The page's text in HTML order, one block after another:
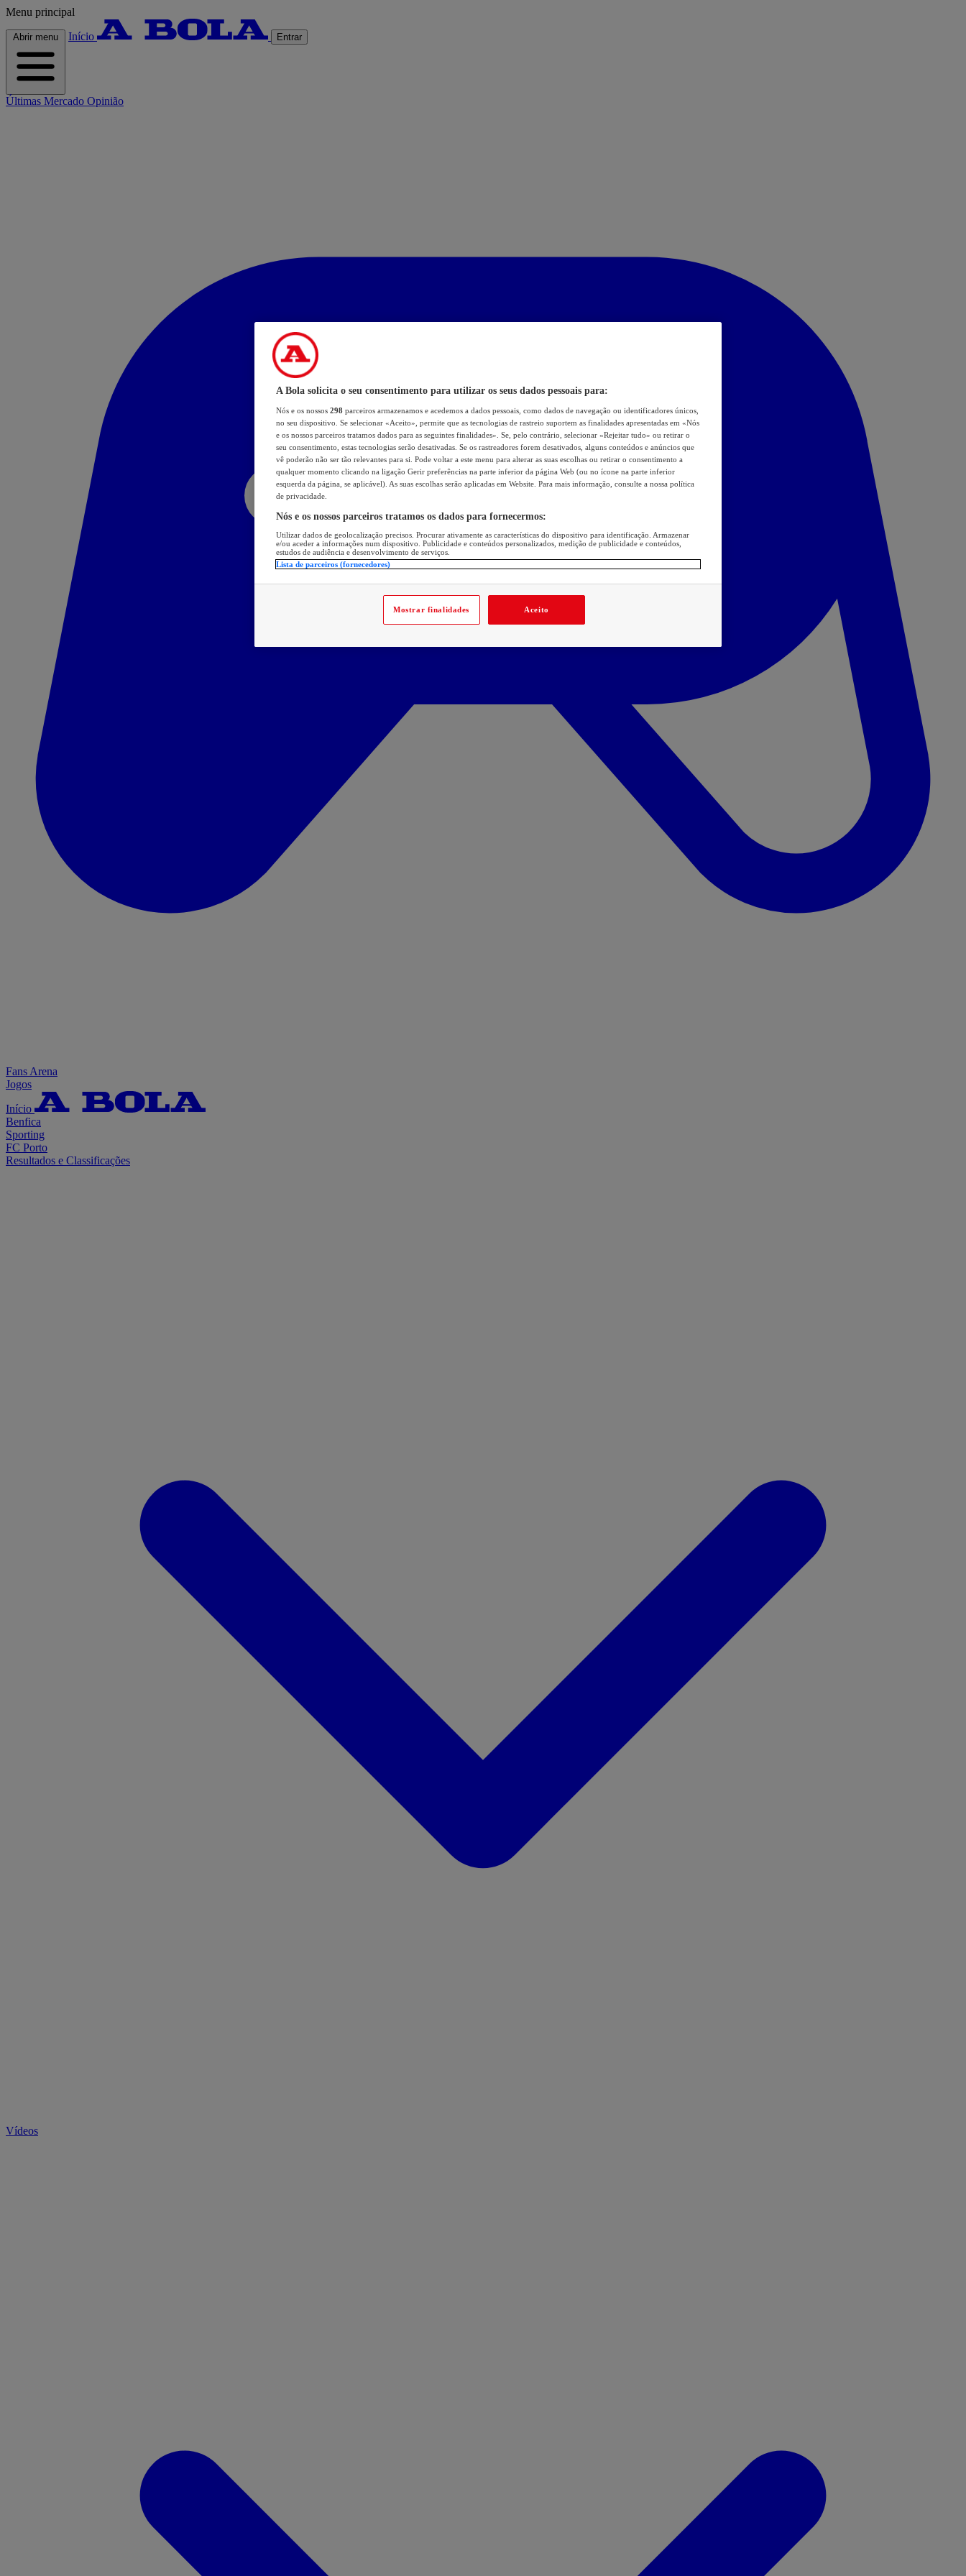
Menu principal
Abrir menu Início Entrar
Últimas Mercado Opinião
Fans Arena
Jogos
Início
Benfica
Sporting
FC Porto
Resultados e Classificações
Vídeos
A Bola solicita o seu consentimento para utilizar os seus dados pessoais para:
Nós e os nossos 298 parceiros armazenamos e acedemos a dados pessoais, como dados de navegação ou identificadores únicos,
no seu dispositivo. Se selecionar «Aceito», permite que as tecnologias de rastreio suportem as finalidades apresentadas em «Nós
e os nossos parceiros tratamos dados para as seguintes finalidades». Se, pelo contrário, selecionar «Rejeitar tudo» ou retirar o
seu consentimento, estas tecnologias serão desativadas. Se os rastreadores forem desativados, alguns conteúdos e anúncios que
vê poderão não ser tão relevantes para si. Pode voltar a este menu para alterar as suas escolhas ou retirar o consentimento a
qualquer momento clicando na ligação Gerir preferências na parte inferior da página Web (ou no ícone na parte inferior
esquerda da página, se aplicável). As suas escolhas serão aplicadas em Website. Para mais informação, consulte a nossa política
de privacidade.
Nós e os nossos parceiros tratamos os dados para fornecermos:
Utilizar dados de geolocalização precisos. Procurar ativamente as características do dispositivo para identificação. Armazenar
e/ou aceder a informações num dispositivo. Publicidade e conteúdos personalizados, medição de publicidade e conteúdos,
estudos de audiência e desenvolvimento de serviços.
Lista de parceiros (fornecedores)
Mostrar finalidades Aceito